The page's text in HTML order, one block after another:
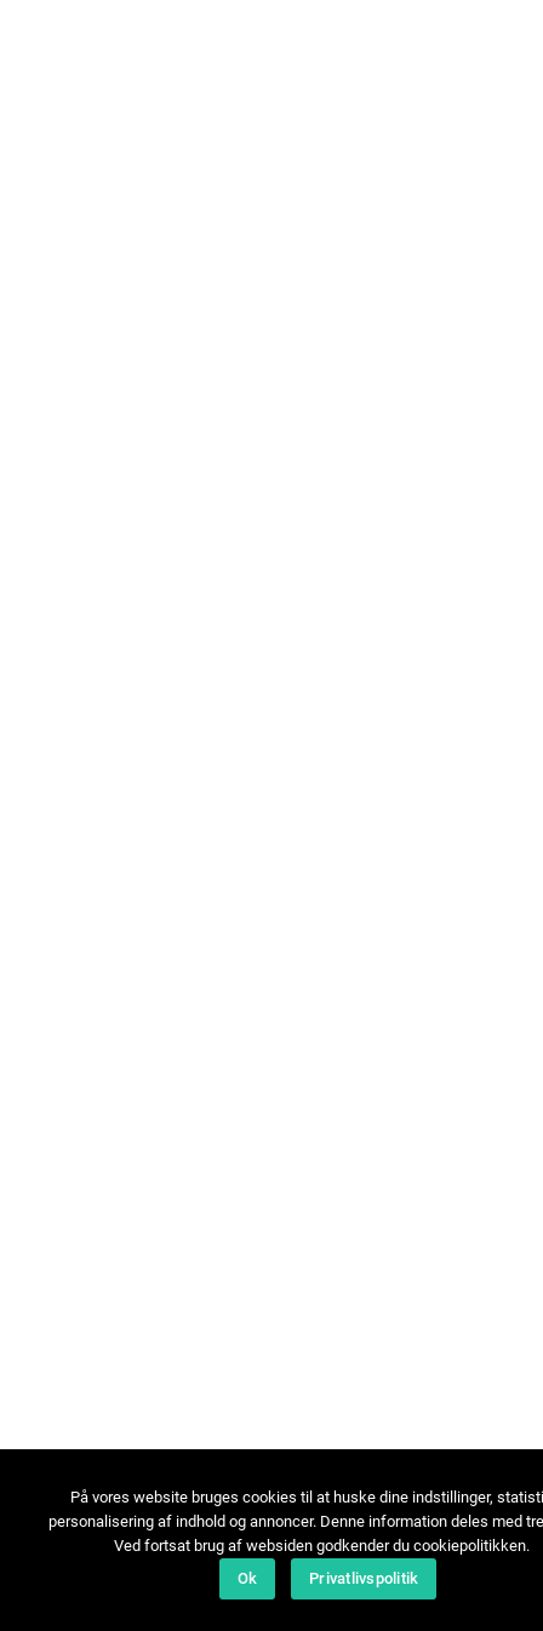
På vores website bruges cookies til at huske dine indstillinger,
personalisering af indhold og annoncer. Denne information deles med
Ved fortsat brug af websiden godkender du cookiepolitikken.
Ok
Privatlivspolitik